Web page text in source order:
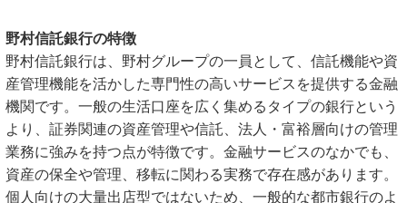
野村信託銀行の特徴
野村信託銀行は、野村グループの一員として、信託機能や資
産管理機能を活かした専門性の高いサービスを提供する金融
機関です。一般の生活口座を広く集めるタイプの銀行という
より、証券関連の資産管理や信託、法人・富裕層向けの管理
業務に強みを持つ点が特徴です。金融サービスのなかでも、
資産の保全や管理、移転に関わる実務で存在感があります。
個人向けの大量出店型ではないため、一般的な都市銀行のよ